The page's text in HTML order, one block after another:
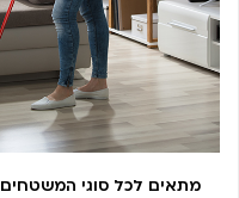
מתאים לכל סוגי המשטחים